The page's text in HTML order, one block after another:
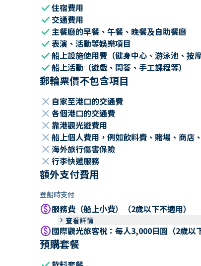
check住宿費用
check 交通費用
check主餐廳的早餐、午餐、晚餐及自助餐廳
check表演、活動等娛樂項目
check船上設施使用費（健身中心、游泳池、按
check船上活動（遊戲、問答、手工課程等）
郵輪票價不包含項目
close 自家至港口的交通費
close 各個港口的交通費
close 靠港觀光遊費用
close 船上個人費用，例如飲料費、賭場、商店
close 海外旅行傷害保險
close 行李快遞服務
額外支付費用
登船時支付
paid服務費（船上小費）（2歲以下不適用）
keyboard_arrow_right 查看詳情
paid國際觀光旅客稅：每人3,000日圓（2歲
預購套餐